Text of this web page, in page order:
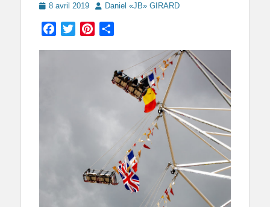
Posted
8 avril 2019 AuthorDaniel «JB» GIRARD
Facebook
TwitterPinterest